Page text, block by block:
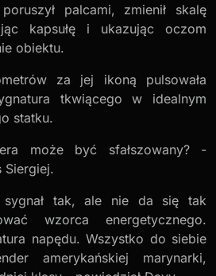
palcami, zmienił skalę
kapsułę i ukazując oczom
obiektu.
za jej ikoną pulsowała
tkwiącego w idealnym
statku.
może być sfałszowany? -
Siergiej.
sygnał tak, ale nie da się tak
wzorca energetycznego.
napędu. Wszystko do siebie
amerykańskiej marynarki,